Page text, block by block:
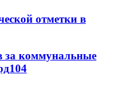
отметки в
за коммунальные
104